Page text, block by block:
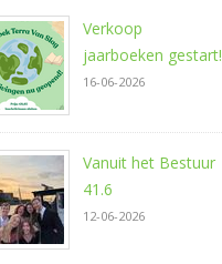
Verkoop
jaarboeken gestart!
16-06-2026
Vanuit het Bestuur
41.6
12-06-2026